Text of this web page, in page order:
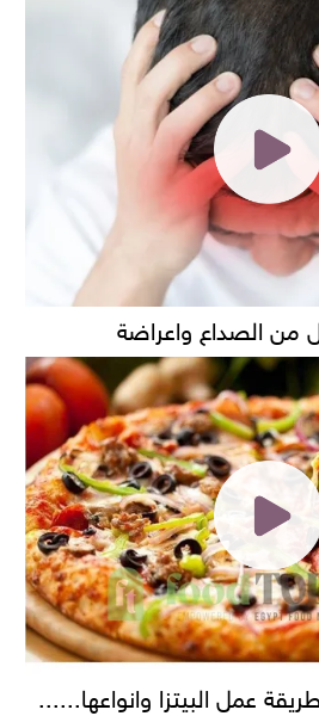
من الصداع واعراضة
عمل البيتزا وانواعها......